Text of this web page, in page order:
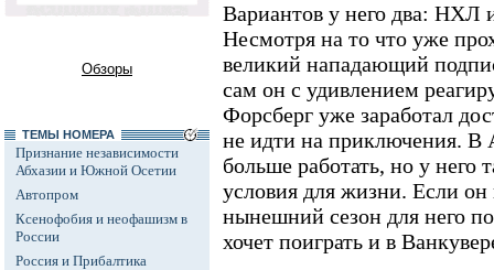
Обзоры
ТЕМЫ НОМЕРА
Признание независимости
Абхазии и Южной Осетии
Автопром
Ксенофобия и неофашизм в
России
Россия и Прибалтика
Вариантов у него два: НХЛ
Несмотря на то что уже
великий нападающий
сам он с удивлением
Форсберг уже заработал
не идти на приключения. В
больше работать, но у
условия для жизни. Если
нынешний сезон для него
хочет поиграть и в